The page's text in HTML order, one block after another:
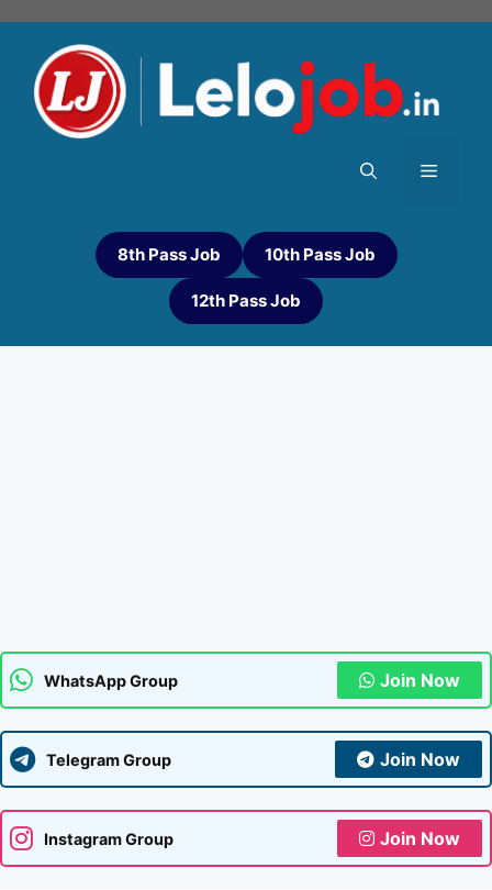
8th Pass Job 10th Pass Job
12th Pass Job
WhatsApp Group Join Now
Telegram Group Join Now
Instagram Group Join Now